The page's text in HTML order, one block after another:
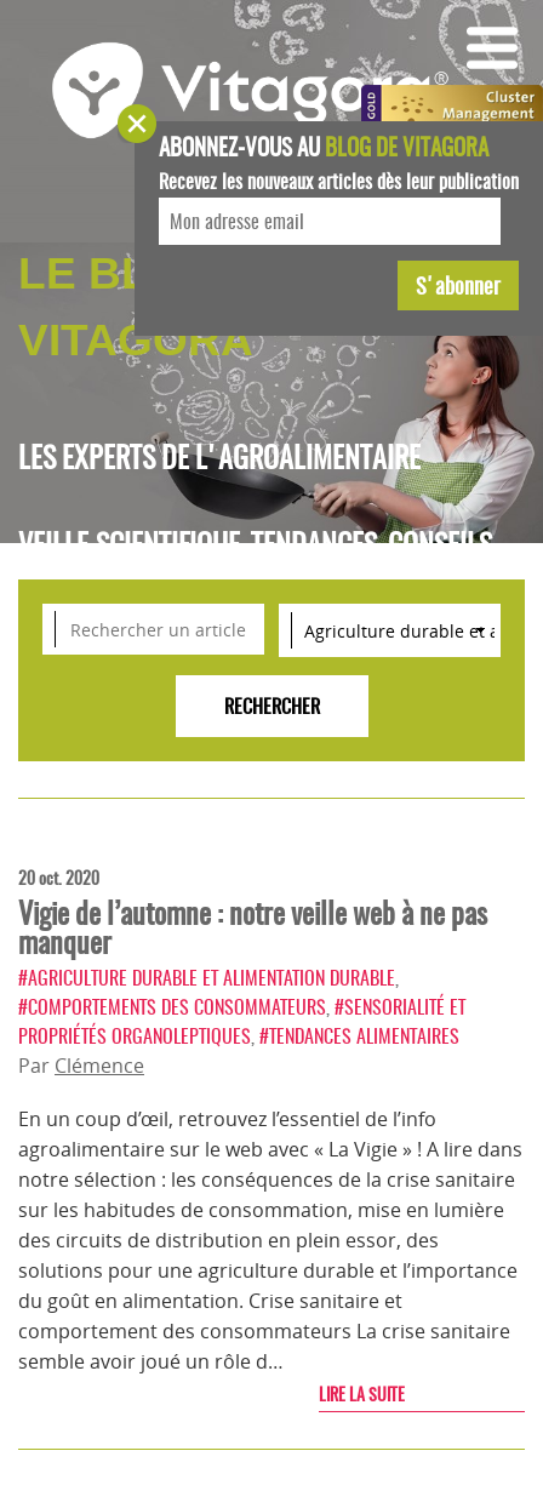
LE BLOG DE
VITAGORA
LES EXPERTS DE L'AGROALIMENTAIRE
VEILLE SCIENTIFIQUE, TENDANCES, CONSEILS
POUR L'INNOVATION AGROALIMENTAIRE
20 oct. 2020
Vigie de l’automne : notre veille web à ne pas
manquer
#AGRICULTURE DURABLE ET ALIMENTATION DURABLE
#COMPORTEMENTS DES CONSOMMATEURS #SENSORIALITÉ ET
PROPRIÉTÉS ORGANOLEPTIQUES #TENDANCES ALIMENTAIRES
Par Clémence
En un coup d’œil, retrouvez l’essentiel de l’info
agroalimentaire sur le web avec « La Vigie » ! A lire dans
notre sélection : les conséquences de la crise sanitaire
sur les habitudes de consommation, mise en lumière
des circuits de distribution en plein essor, des
solutions pour une agriculture durable et l’importance
du goût en alimentation. Crise sanitaire et
comportement des consommateurs La crise sanitaire
semble avoir joué un rôle d…
LIRE LA SUITE
ABONNEZ-VOUS AUBLOG DE VITAGORA
Recevez les nouveaux articles dès leur publication